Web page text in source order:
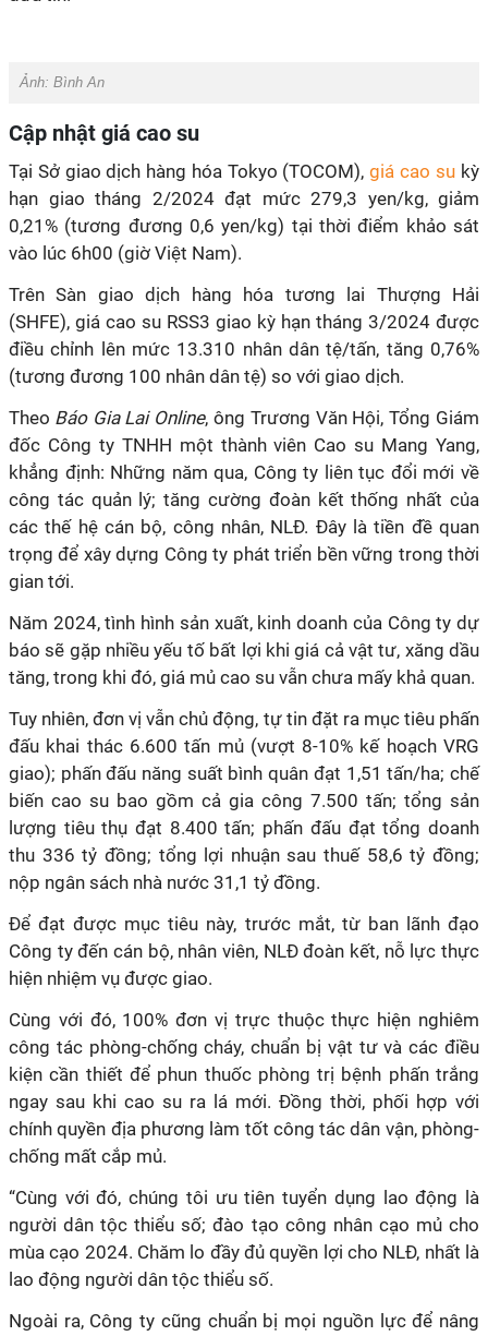
Ảnh: Bình An
Cập nhật giá cao su
Tại Sở giao dịch hàng hóa Tokyo (TOCOM), giá cao su kỳ
hạn giao tháng 2/2024 đạt mức 279,3 yen/kg, giảm
0,21% (tương đương 0,6 yen/kg) tại thời điểm khảo sát
vào lúc 6h00 (giờ Việt Nam).
Trên Sàn giao dịch hàng hóa tương lai Thượng Hải
(SHFE), giá cao su RSS3 giao kỳ hạn tháng 3/2024 được
điều chỉnh lên mức 13.310 nhân dân tệ/tấn, tăng 0,76%
(tương đương 100 nhân dân tệ) so với giao dịch.
Theo Báo Gia Lai Online, ông Trương Văn Hội, Tổng Giám
đốc Công ty TNHH một thành viên Cao su Mang Yang,
khẳng định: Những năm qua, Công ty liên tục đổi mới về
công tác quản lý; tăng cường đoàn kết thống nhất của
các thế hệ cán bộ, công nhân, NLĐ. Đây là tiền đề quan
trọng để xây dựng Công ty phát triển bền vững trong thời
gian tới.
Năm 2024, tình hình sản xuất, kinh doanh của Công ty dự
báo sẽ gặp nhiều yếu tố bất lợi khi giá cả vật tư, xăng dầu
tăng, trong khi đó, giá mủ cao su vẫn chưa mấy khả quan.
Tuy nhiên, đơn vị vẫn chủ động, tự tin đặt ra mục tiêu phấn
đấu khai thác 6.600 tấn mủ (vượt 8-10% kế hoạch VRG
giao); phấn đấu năng suất bình quân đạt 1,51 tấn/ha; chế
biến cao su bao gồm cả gia công 7.500 tấn; tổng sản
lượng tiêu thụ đạt 8.400 tấn; phấn đấu đạt tổng doanh
thu 336 tỷ đồng; tổng lợi nhuận sau thuế 58,6 tỷ đồng;
nộp ngân sách nhà nước 31,1 tỷ đồng.
Để đạt được mục tiêu này, trước mắt, từ ban lãnh đạo
Công ty đến cán bộ, nhân viên, NLĐ đoàn kết, nỗ lực thực
hiện nhiệm vụ được giao.
Cùng với đó, 100% đơn vị trực thuộc thực hiện nghiêm
công tác phòng-chống cháy, chuẩn bị vật tư và các điều
kiện cần thiết để phun thuốc phòng trị bệnh phấn trắng
ngay sau khi cao su ra lá mới. Đồng thời, phối hợp với
chính quyền địa phương làm tốt công tác dân vận, phòng-
chống mất cắp mủ.
“Cùng với đó, chúng tôi ưu tiên tuyển dụng lao động là
người dân tộc thiểu số; đào tạo công nhân cạo mủ cho
mùa cạo 2024. Chăm lo đầy đủ quyền lợi cho NLĐ, nhất là
lao động người dân tộc thiểu số.
Ngoài ra, Công ty cũng chuẩn bị mọi nguồn lực để nâng